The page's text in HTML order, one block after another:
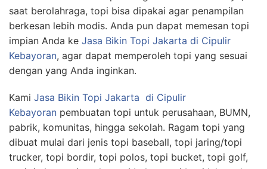
saat berolahraga, topi bisa dipakai agar penampilan
berkesan lebih modis. Anda pun dapat memesan topi
impian Anda ke Jasa Bikin Topi Jakarta di Cipulir
Kebayoran, agar dapat memperoleh topi yang sesuai
dengan yang Anda inginkan.
Kami Jasa Bikin Topi Jakarta di Cipulir
Kebayoran pembuatan topi untuk perusahaan, BUMN,
pabrik, komunitas, hingga sekolah. Ragam topi yang
dibuat mulai dari jenis topi baseball, topi jaring/topi
trucker, topi bordir, topi polos, topi bucket, topi golf,